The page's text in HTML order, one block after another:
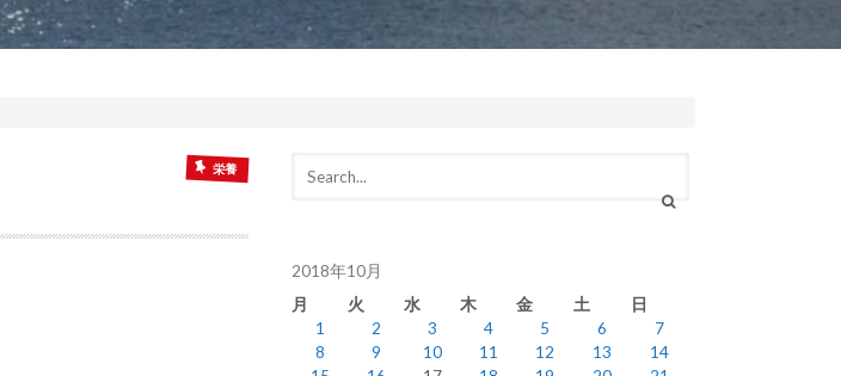
栄養
2018年10月
月
火 水 木 金 土
日
1
2 3 4 5 6
7
8
9 10 11 12 13
14